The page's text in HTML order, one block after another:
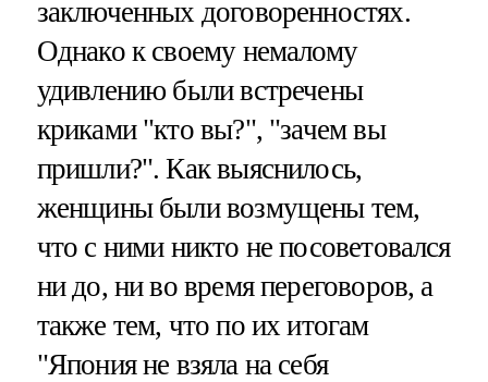
заключенных договоренностях.
Однако к своему немалому
удивлению были встречены
криками "кто вы?", "зачем вы
пришли?". Как выяснилось,
женщины были возмущены тем,
что с ними никто не посоветовался
ни до, ни во время переговоров, а
также тем, что по их итогам
"Япония не взяла на себя